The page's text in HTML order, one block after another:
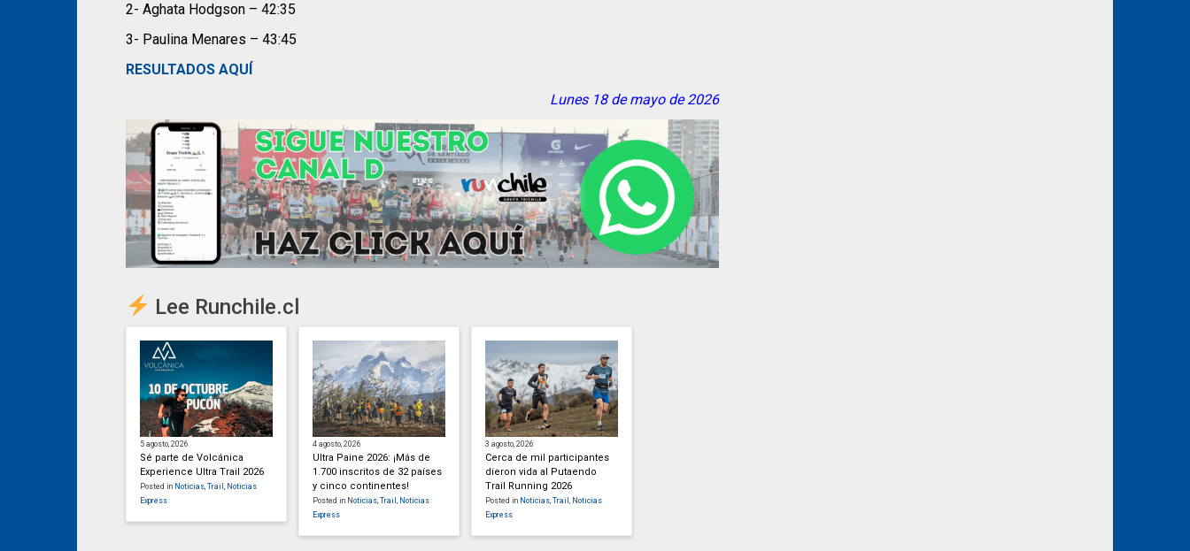
2- Aghata Hodgson – 42:35
3- Paulina Menares – 43:45
RESULTADOS AQUÍ
Lunes 18 de mayo de 2026
Lee Runchile.cl
5 agosto, 2026
Sé parte de Volcánica
Experience Ultra Trail 2026
Posted in Noticias, Trail , Noticias
Express
4 agosto, 2026
Ultra Paine 2026: ¡Más de
1.700 inscritos de 32 países
y cinco continentes!
Posted in Noticias, Trail , Noticias
Express
3 agosto, 2026
Cerca de mil participantes
dieron vida al Putaendo
Trail Running 2026
Posted in Noticias, Trail , Noticias
Express